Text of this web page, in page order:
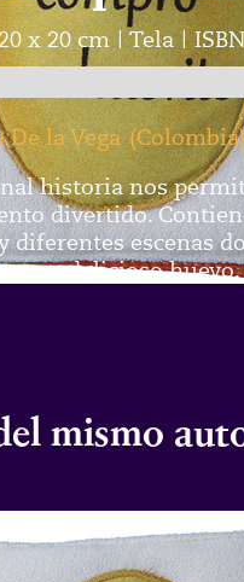
x 20 cm | Tela |
De la Vega (Colombia
historia nos
divertido.
diferentes escenas
un delicioso huevo.
mismo